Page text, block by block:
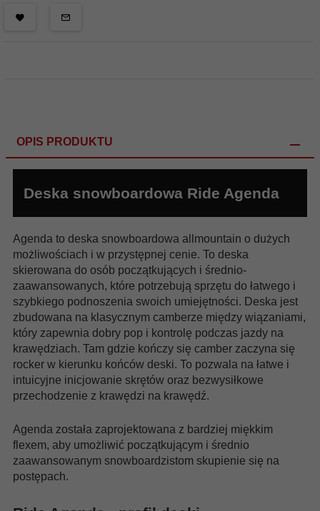
OPIS PRODUKTU
Deska snowboardowa Ride Agenda
Agenda to deska snowboardowa allmountain o dużych
możliwościach i w przystępnej cenie. To deska
skierowana do osób początkujących i średnio-
zaawansowanych, które potrzebują sprzętu do łatwego i
szybkiego podnoszenia swoich umiejętności. Deska jest
zbudowana na klasycznym camberze między wiązaniami,
który zapewnia dobry pop i kontrolę podczas jazdy na
krawędziach. Tam gdzie kończy się camber zaczyna się
rocker w kierunku końców deski. To pozwala na łatwe i
intuicyjne inicjowanie skrętów oraz bezwysiłkowe
przechodzenie z krawędzi na krawędź.
Agenda została zaprojektowana z bardziej miękkim
flexem, aby umożliwić początkującym i średnio
zaawansowanym snowboardzistom skupienie się na
postępach.